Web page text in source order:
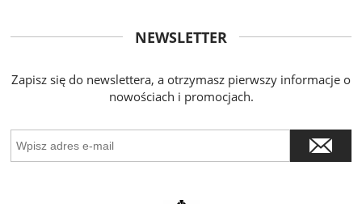
NEWSLETTER
Zapisz się do newslettera, a otrzymasz pierwszy informacje o
nowościach i promocjach.